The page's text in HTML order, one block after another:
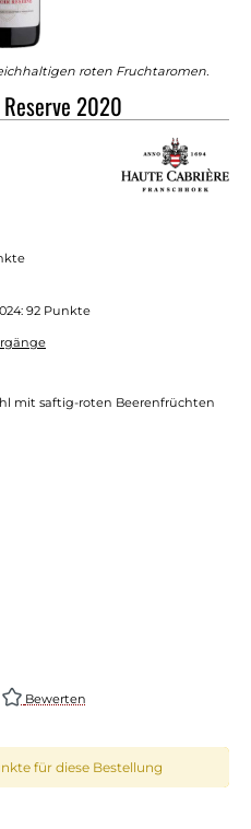
roten Fruchtaromen.
2020
92 Punkte
mit saftig-roten Beerenfrüchten
Bewerten
für diese Bestellung